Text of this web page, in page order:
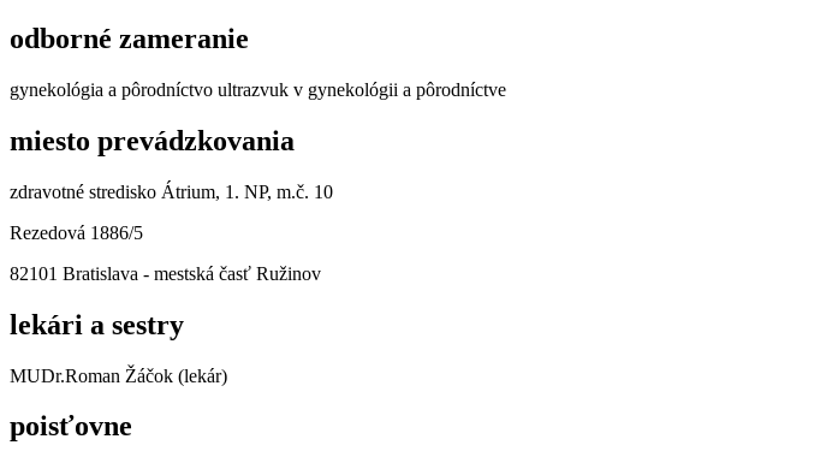
odborné zameranie
gynekológia a pôrodníctvo ultrazvuk v gynekológii a pôrodníctve
miesto prevádzkovania
zdravotné stredisko Átrium, 1. NP, m.č. 10
Rezedová 1886/5
82101 Bratislava - mestská časť Ružinov
lekári a sestry
MUDr.Roman Žáčok (lekár)
poisťovne